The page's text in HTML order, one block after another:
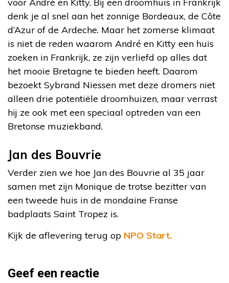
denk je al snel aan het zonnige Bordeaux, de Côte
d’Azur of de Ardeche. Maar het zomerse klimaat
is niet de reden waarom André en Kitty een huis
zoeken in Frankrijk, ze zijn verliefd op alles dat
het mooie Bretagne te bieden heeft. Daarom
bezoekt Sybrand Niessen met deze dromers niet
alleen drie potentiële droomhuizen, maar verrast
hij ze ook met een speciaal optreden van een
Bretonse muziekband.
Jan des Bouvrie
Verder zien we hoe Jan des Bouvrie al 35 jaar
samen met zijn Monique de trotse bezitter van
een tweede huis in de mondaine Franse
badplaats Saint Tropez is.
Kijk de aflevering terug op NPO Start.
Geef een reactie